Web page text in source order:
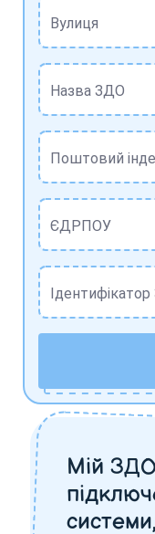
Вулиця
Назва ЗДО
Поштовий
ЄДРПОУ
Мій